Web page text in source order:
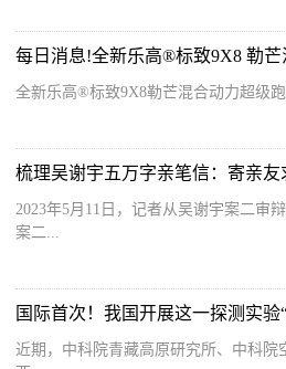
每日消息!全新乐高®标致9X8 勒
全新乐高®标致9X8勒芒混合动力超级
2023年5月11日，记者从吴谢宇案二审
案二...
国际首次！我国开展这一探测实验
近期，中科院青藏高原研究所、中科院